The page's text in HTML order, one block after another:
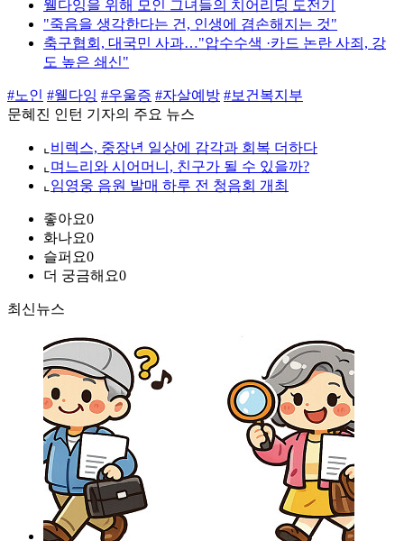
웰다잉을 위해 모인 그녀들의 치어리딩 도전기
"죽음을 생각한다는 건, 인생에 겸손해지는 것"
축구협회, 대국민 사과…"압수수색 ·카드 논란 사죄, 강
도 높은 쇄신"
#노인 #웰다잉 #우울증 #자살예방 #보건복지부
문혜진 인턴 기자의 주요 뉴스
⌞ 비렉스, 중장년 일상에 감각과 회복 더하다
⌞ 며느리와 시어머니, 친구가 될 수 있을까?
⌞ 임영웅 음원 발매 하루 전 청음회 개최
좋아요0
화나요0
슬퍼요0
더 궁금해요0
최신뉴스